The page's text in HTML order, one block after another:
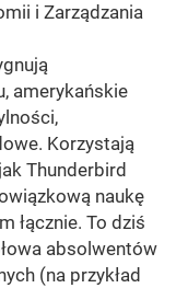
i Zarządzania
amerykańskie
Korzystają
Thunderbird
naukę
łącznie. To dziś
absolwentów
(na przykład